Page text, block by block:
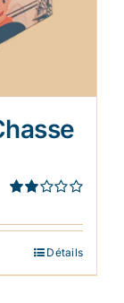
1.91
Détails